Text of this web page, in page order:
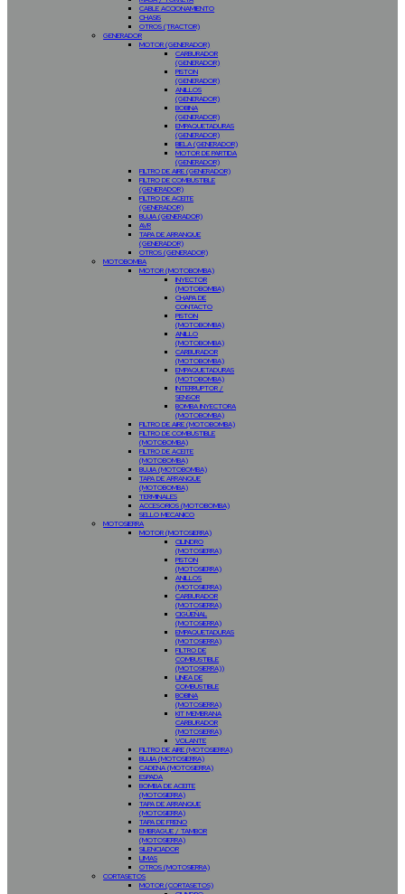
CABLE ACCIONAMIENTO
CHASIS
OTROS (TRACTOR)
GENERADOR
MOTOR (GENERADOR)
CARBURADOR
(GENERADOR)
PISTON
(GENERADOR)
ANILLOS
(GENERADOR)
BOBINA
(GENERADOR)
EMPAQUETADURAS
(GENERADOR)
BIELA (GENERADOR)
MOTOR DE PARTIDA
(GENERADOR)
FILTRO DE AIRE (GENERADOR)
FILTRO DE COMBUSTIBLE
(GENERADOR)
FILTRO DE ACEITE
(GENERADOR)
BUJIA (GENERADOR)
AVR
TAPA DE ARRANQUE
(GENERADOR)
OTROS (GENERADOR)
MOTOBOMBA
MOTOR (MOTOBOMBA)
INYECTOR
(MOTOBOMBA)
CHAPA DE
CONTACTO
PISTON
(MOTOBOMBA)
ANILLO
(MOTOBOMBA)
CARBURADOR
(MOTOBOMBA)
EMPAQUETADURAS
(MOTOBOMBA)
INTERRUPTOR /
SENSOR
BOMBA INYECTORA
(MOTOBOMBA)
FILTRO DE AIRE (MOTOBOMBA)
FILTRO DE COMBUSTIBLE
(MOTOBOMBA)
FILTRO DE ACEITE
(MOTOBOMBA)
BUJIA (MOTOBOMBA)
TAPA DE ARRANQUE
(MOTOBOMBA)
TERMINALES
ACCESORIOS (MOTOBOMBA)
SELLO MECANICO
MOTOSIERRA
MOTOR (MOTOSIERRA)
CILINDRO
(MOTOSIERRA)
PISTON
(MOTOSIERRA)
ANILLOS
(MOTOSIERRA)
CARBURADOR
(MOTOSIERRA)
CIGÜEÑAL
(MOTOSIERRA)
EMPAQUETADURAS
(MOTOSIERRA)
FILTRO DE
COMBUSTIBLE
(MOTOSIERRA))
LINEA DE
COMBUSTIBLE
BOBINA
(MOTOSIERRA)
KIT MEMBRANA
CARBURADOR
(MOTOSIERRA)
VOLANTE
FILTRO DE AIRE (MOTOSIERRA)
BUJIA (MOTOSIERRA)
CADENA (MOTOSIERRA)
ESPADA
BOMBA DE ACEITE
(MOTOSIERRA)
TAPA DE ARRANQUE
(MOTOSIERRA)
TAPA DE FRENO
EMBRAGUE / TAMBOR
(MOTOSIERRA)
SILENCIADOR
LIMAS
OTROS (MOTOSIERRA)
CORTASETOS
MOTOR (CORTASETOS)